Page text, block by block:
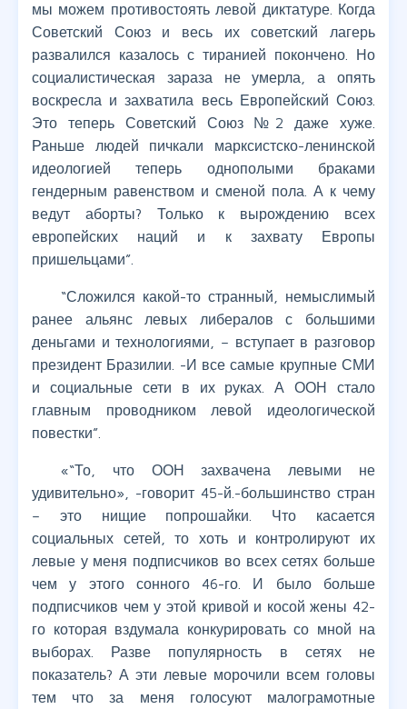
мы можем противостоять левой диктатуре. Когда
Советский Союз и весь их советский лагерь
развалился казалось с тиранией покончено. Но
социалистическая зараза не умерла, а опять
воскресла и захватила весь Европейский Союз.
Это теперь Советский Союз №2 даже хуже.
Раньше людей пичкали марксистско-ленинской
идеологией теперь однополыми браками
гендерным равенством и сменой пола. А к чему
ведут аборты? Только к вырождению всех
европейских наций и к захвату Европы
пришельцами”.
“Сложился какой-то странный, немыслимый
ранее альянс левых либералов с большими
деньгами и технологиями, – вступает в разговор
президент Бразилии. -И все самые крупные СМИ
и социальные сети в их руках. А ООН стало
главным проводником левой идеологической
повестки”.
«“То, что ООН захвачена левыми не
удивительно», -говорит 45-й.-большинство стран
– это нищие попрошайки. Что касается
социальных сетей, то хоть и контролируют их
левые у меня подписчиков во всех сетях больше
чем у этого сонного 46-го. И было больше
подписчиков чем у этой кривой и косой жены 42-
го которая вздумала конкурировать со мной на
выборах. Разве популярность в сетях не
показатель? А эти левые морочили всем головы
тем что за меня голосуют малограмотные